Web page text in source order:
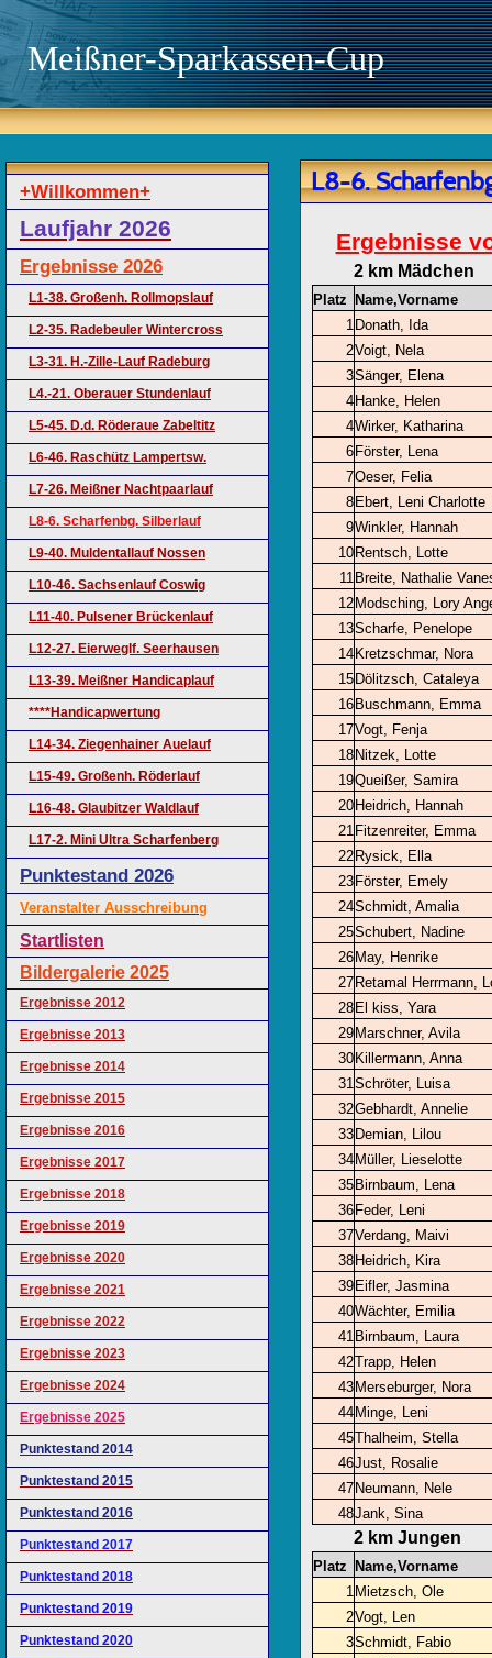
Meißner-Sparkassen-Cup
+Willkommen+
Laufjahr 2026
Ergebnisse 2026
L1-38. Großenh. Rollmopslauf
L2-35. Radebeuler Wintercross
L3-31. H.-Zille-Lauf Radeburg
L4.-21. Oberauer Stundenlauf
L5-45. D.d. Röderaue Zabeltitz
L6-46. Raschütz Lampertsw.
L7-26. Meißner Nachtpaarlauf
L8-6. Scharfenbg. Silberlauf
L9-40. Muldentallauf Nossen
L10-46. Sachsenlauf Coswig
L11-40. Pulsener Brückenlauf
L12-27. Eierweglf. Seerhausen
L13-39. Meißner Handicaplauf
****Handicapwertung
L14-34. Ziegenhainer Auelauf
L15-49. Großenh. Röderlauf
L16-48. Glaubitzer Waldlauf
L17-2. Mini Ultra Scharfenberg
Punktestand 2026
Veranstalter Ausschreibung
Startlisten
Bildergalerie 2025
Ergebnisse 2012
Ergebnisse 2013
Ergebnisse 2014
Ergebnisse 2015
Ergebnisse 2016
Ergebnisse 2017
Ergebnisse 2018
Ergebnisse 2019
Ergebnisse 2020
Ergebnisse 2021
Ergebnisse 2022
Ergebnisse 2023
Ergebnisse 2024
Ergebnisse 2025
Punktestand 2014
Punktestand 2015
Punktestand 2016
Punktestand 2017
Punktestand 2018
Punktestand 2019
Punktestand 2020
L8-6.
Ergebnisse
2 km Mädchen
Platz
Name,Vorname
1 Donath, Ida
2Voigt, Nela
3Sänger, Elena
4 Hanke, Helen
4Wirker, Katharina
6 Förster, Lena
7Oeser, Felia
8 Ebert, Leni Charlotte
9Winkler, Hannah
10 Rentsch, Lotte
11 Breite, Nathalie
12 Modsching, Lory
13Scharfe, Penelope
14 Kretzschmar, Nora
15 Dölitzsch, Cataleya
16 Buschmann, Emma
17Vogt, Fenja
18 Nitzek, Lotte
19Queißer, Samira
20 Heidrich, Hannah
21 Fitzenreiter, Emma
22 Rysick, Ella
23 Förster, Emely
24Schmidt, Amalia
25Schubert, Nadine
26 May, Henrike
27 Retamal Herrmann,
28 El kiss, Yara
29 Marschner, Avila
30 Killermann, Anna
31Schröter, Luisa
32Gebhardt, Annelie
33 Demian, Lilou
34 Müller, Lieselotte
35 Birnbaum, Lena
36 Feder, Leni
37Verdang, Maivi
38 Heidrich, Kira
39 Eifler, Jasmina
40Wächter, Emilia
41 Birnbaum, Laura
42Trapp, Helen
43 Merseburger, Nora
44 Minge, Leni
45Thalheim, Stella
46Just, Rosalie
47 Neumann, Nele
48Jank, Sina
2 km Jungen
Platz
Name,Vorname
1 Mietzsch, Ole
2Vogt, Len
3Schmidt, Fabio